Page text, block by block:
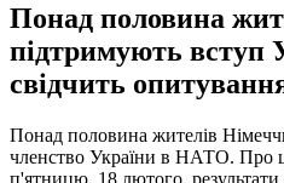
Понад половина
підтримують
свідчить
Понад половина жителів
членство України в НАТО. Про
п'ятницю, 18 лютого, результати